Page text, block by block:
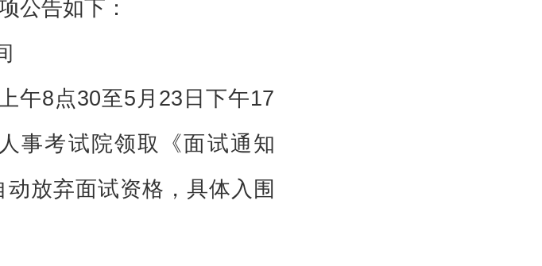
公告如下：
午8点30至5月23日下午17
事考试院领取《面试通知
放弃面试资格，具体入围